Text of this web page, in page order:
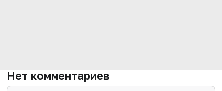
Нет комментариев